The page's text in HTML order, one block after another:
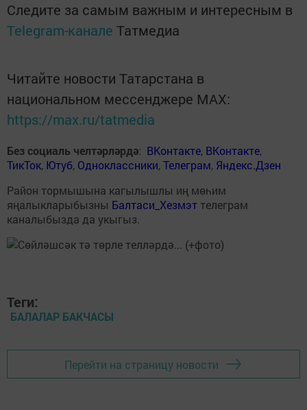
Следите за самым важным и интересным в
Telegram-канале Татмедиа
Читайте новости Татарстана в
национальном мессенджере MАХ:
https://max.ru/tatmedia
Без социаль челтәрләрдә: ВКонтакте, ВКонтакте,
ТикТок, Ютуб, Одноклассники,Телеграм, Яндекс.Дзен
Район тормышына кагылышлы иң мөһим
яңалыкларыбызны Балтаси_Хезмэт телеграм
каналыбызда да укыгыз.
Теги:
БАЛАЛАР БАКЧАСЫ
Перейти на страницу новости